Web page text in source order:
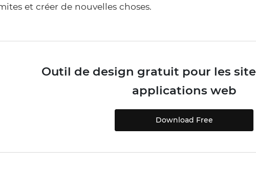
et créer de nouvelles choses.
Outil de design gratuit pour les
applications web
Download Free